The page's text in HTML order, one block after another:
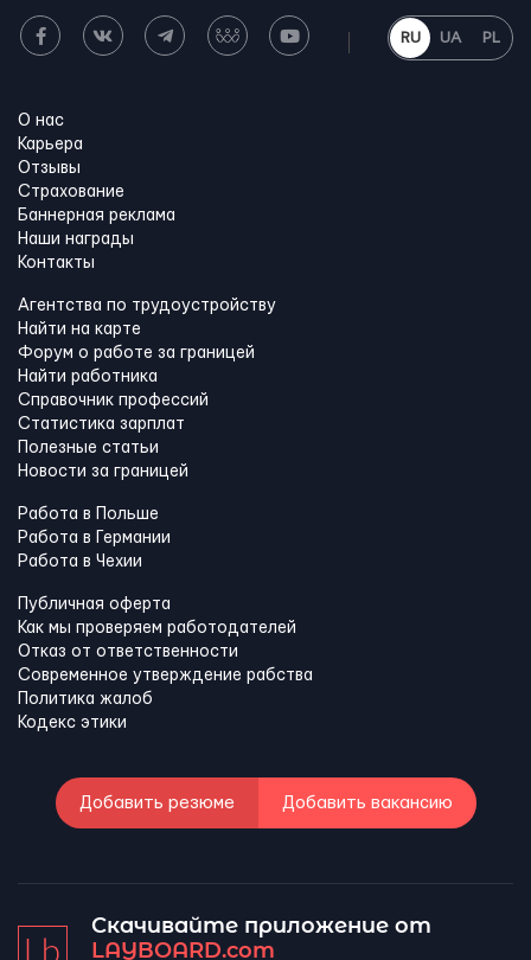
RU UA PL
О нас
Карьера
Отзывы
Страхование
Баннерная реклама
Наши награды
Контакты
Агентства по трудоустройству
Найти на карте
Форум о работе за границей
Найти работника
Справочник профессий
Статистика зарплат
Полезные статьи
Новости за границей
Работа в Польше
Работа в Германии
Работа в Чехии
Публичная оферта
Как мы проверяем работодателей
Отказ от ответственности
Современное утверждение рабства
Политика жалоб
Кодекс этики
Добавить резюме Добавить вакансию
Скачивайте приложение от
LAYBOARD.com